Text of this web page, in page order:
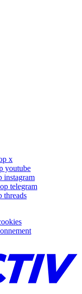
x
youtube
instagram
telegram
threads